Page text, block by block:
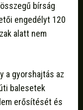
bírság
engedélyt 120
alatt nem
a gyorshajtás az
balesetek
erősítését és